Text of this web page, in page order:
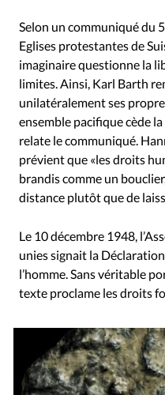
Selon un communiqué du
Eglises protestantes de
imaginaire questionne la
limites. Ainsi, Karl Barth
unilatéralement ses
ensemble pacifique cède
relate le communiqué.
prévient que «les droits
brandis comme un
distance plutôt que de
Le 10 décembre 1948,
unies signait la
l’homme. Sans véritable
texte proclame les droits